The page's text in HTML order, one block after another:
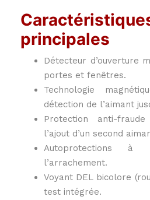
principales
Détecteur d’ouverture
portes et fenêtres.
Technologie
détection de l’aimant
Protection anti-
l’ajout d’un second
Autoprotections à
l’arrachement.
Voyant DEL bicolore
test intégrée.